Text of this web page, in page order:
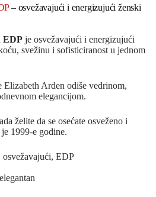
– osvežavajući i energizujući ženski
EDP je osvežavajući i energizujući
svežinu i sofisticiranost u jednom
Elizabeth Arden odiše vedrinom,
elegancijom.
želite da se osećate osveženo i
1999-e godine.
EDP